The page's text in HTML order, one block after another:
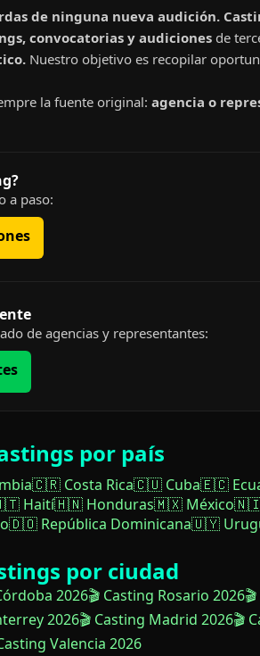
de ninguna nueva audición.
convocatorias y audiciones de
Nuestro objetivo es recopilar
la fuente original: agencia o
a paso:
de agencias y representantes:
por país
🇨🇷 Costa Rica🇨🇺 Cuba🇪🇨
Haití🇭🇳 Honduras🇲🇽 México🇳🇮
🇩🇴 República Dominicana🇺🇾
por ciudad
2026🎬 Casting Rosario 2026
2026🎬 Casting Madrid 2026🎬
Valencia 2026